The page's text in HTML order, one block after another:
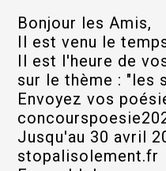
Bonjour les Amis,
Il est venu le
Il est l'heure de
sur le thème : "les
Envoyez vos
Jusqu'au 30 avril
stopalisolement.fr